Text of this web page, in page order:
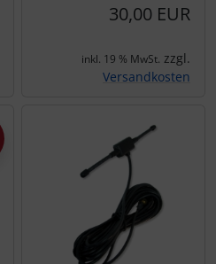
30,00 EUR
inkl. 19 % MwSt. zzgl.
Versandkosten